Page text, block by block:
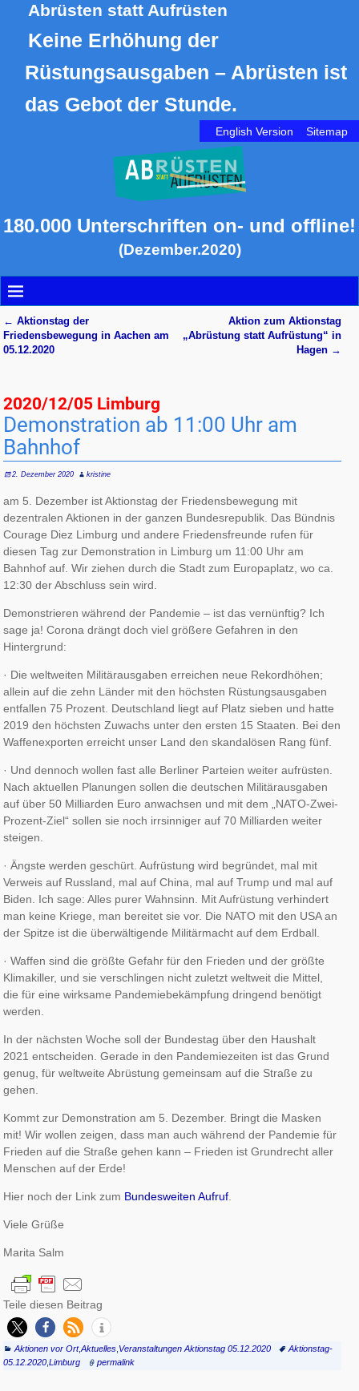
Abrüsten statt Aufrüsten
Keine Erhöhung der
Rüstungsausgaben – Abrüsten ist
das Gebot der Stunde.
English Version Sitemap
180.000 Unterschriften on- und offline!
(Dezember.2020)
Artikelnavigation
← Aktionstag der
Friedensbewegung in Aachen am
05.12.2020
Aktion zum Aktionstag
„Abrüstung statt Aufrüstung“ in
Hagen →
2020/12/05 Limburg
Demonstration ab 11:00 Uhr am
Bahnhof
2. Dezember 2020 kristine
am 5. Dezember ist Aktionstag der Friedensbewegung mit
dezentralen Aktionen in der ganzen Bundesrepublik. Das Bündnis
Courage Diez Limburg und andere Friedensfreunde rufen für
diesen Tag zur Demonstration in Limburg um 11:00 Uhr am
Bahnhof auf. Wir ziehen durch die Stadt zum Europaplatz, wo ca.
12:30 der Abschluss sein wird.
Demonstrieren während der Pandemie – ist das vernünftig? Ich
sage ja! Corona drängt doch viel größere Gefahren in den
Hintergrund:
· Die weltweiten Militärausgaben erreichen neue Rekordhöhen;
allein auf die zehn Länder mit den höchsten Rüstungsausgaben
entfallen 75 Prozent. Deutschland liegt auf Platz sieben und hatte
2019 den höchsten Zuwachs unter den ersten 15 Staaten. Bei den
Waffenexporten erreicht unser Land den skandalösen Rang fünf.
· Und dennoch wollen fast alle Berliner Parteien weiter aufrüsten.
Nach aktuellen Planungen sollen die deutschen Militärausgaben
auf über 50 Milliarden Euro anwachsen und mit dem „NATO-Zwei-
Prozent-Ziel“ sollen sie noch irrsinniger auf 70 Milliarden weiter
steigen.
· Ängste werden geschürt. Aufrüstung wird begründet, mal mit
Verweis auf Russland, mal auf China, mal auf Trump und mal auf
Biden. Ich sage: Alles purer Wahnsinn. Mit Aufrüstung verhindert
man keine Kriege, man bereitet sie vor. Die NATO mit den USA an
der Spitze ist die überwältigende Militärmacht auf dem Erdball.
· Waffen sind die größte Gefahr für den Frieden und der größte
Klimakiller, und sie verschlingen nicht zuletzt weltweit die Mittel,
die für eine wirksame Pandemiebekämpfung dringend benötigt
werden.
In der nächsten Woche soll der Bundestag über den Haushalt
2021 entscheiden. Gerade in den Pandemiezeiten ist das Grund
genug, für weltweite Abrüstung gemeinsam auf die Straße zu
gehen.
Kommt zur Demonstration am 5. Dezember. Bringt die Masken
mit! Wir wollen zeigen, dass man auch während der Pandemie für
Frieden auf die Straße gehen kann – Frieden ist Grundrecht aller
Menschen auf der Erde!
Hier noch der Link zum Bundesweiten Aufruf
Viele Grüße
Marita Salm
Teile diesen Beitrag
Aktionen vor Ort,Aktuelles Veranstaltungen Aktionstag 05.12.2020
Aktionstag-
05.12.2020 ,Limburg permalink